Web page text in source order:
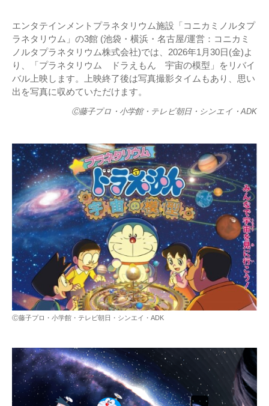
エンタテインメントプラネタリウム施設「コニカミノルタプ
ラネタリウム」の3館 (池袋・横浜・名古屋/運営：コニカミ
ノルタプラネタリウム株式会社)では、2026年1月30日(金)よ
り、「プラネタリウム ドラえもん 宇宙の模型」をリバイ
バル上映します。上映終了後は写真撮影タイムもあり、思い
出を写真に収めていただけます。
Ⓒ藤子プロ・小学館・テレビ朝日・シンエイ・ADK
Ⓒ藤子プロ・小学館・テレビ朝日・シンエイ・ADK